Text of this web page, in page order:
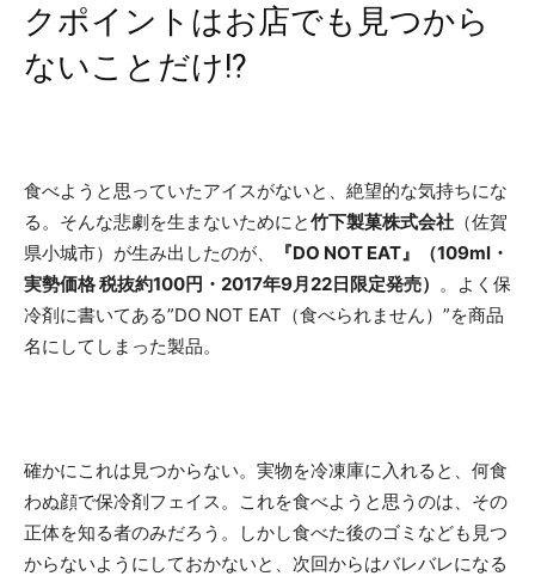
クポイントはお店でも見つから
ないことだけ!?
食べようと思っていたアイスがないと、絶望的な気持ちにな
る。そんな悲劇を生まないためにと竹下製菓株式会社 （佐賀
県小城市）が生み出したのが、
『DO NOT EAT』（109ml・
実勢価格 税抜約100円・2017年9月22日限定発売） 。よく保
冷剤に書いてある”DO NOT EAT（食べられません）”を商品
名にしてしまった製品。
確かにこれは見つからない。実物を冷凍庫に入れると、何食
わぬ顔で保冷剤フェイス。これを食べようと思うのは、その
正体を知る者のみだろう。しかし食べた後のゴミなども見つ
からないようにしておかないと、次回からはバレバレになる